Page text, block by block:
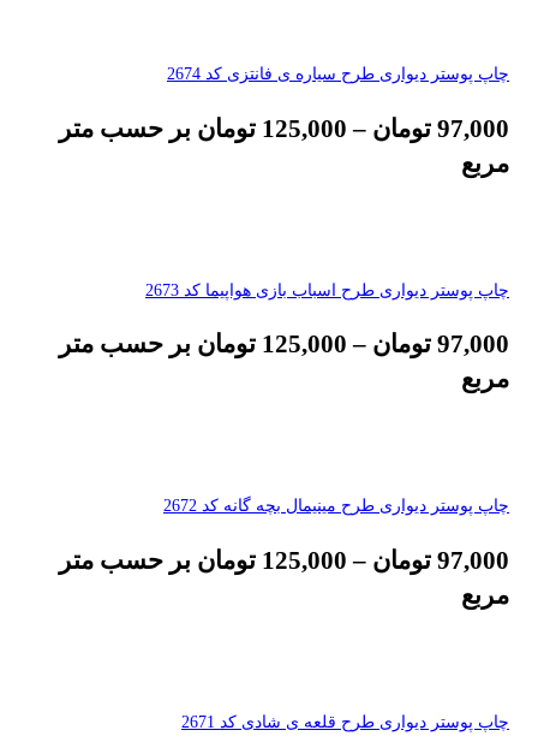
چاپ پوستر دیواری طرح سیاره ی فانتزی کد 2674
97,000 تومان –
125,000 تومان بر حسب متر
مربع
چاپ پوستر دیواری طرح اسباب بازی هواپیما کد 2673
97,000 تومان –
125,000 تومان بر حسب متر
مربع
چاپ پوستر دیواری طرح مینیمال بچه گانه کد 2672
97,000 تومان –
125,000 تومان بر حسب متر
مربع
چاپ پوستر دیواری طرح قلعه ی شادی کد 2671